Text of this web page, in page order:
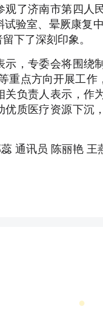
观了济南市第四人
验室、晕厥康复
下了深刻印象。
示，专委会将围绕
重点方向开展工
关负责人表示，作
优质医疗资源下沉
通讯员 陈丽艳 王